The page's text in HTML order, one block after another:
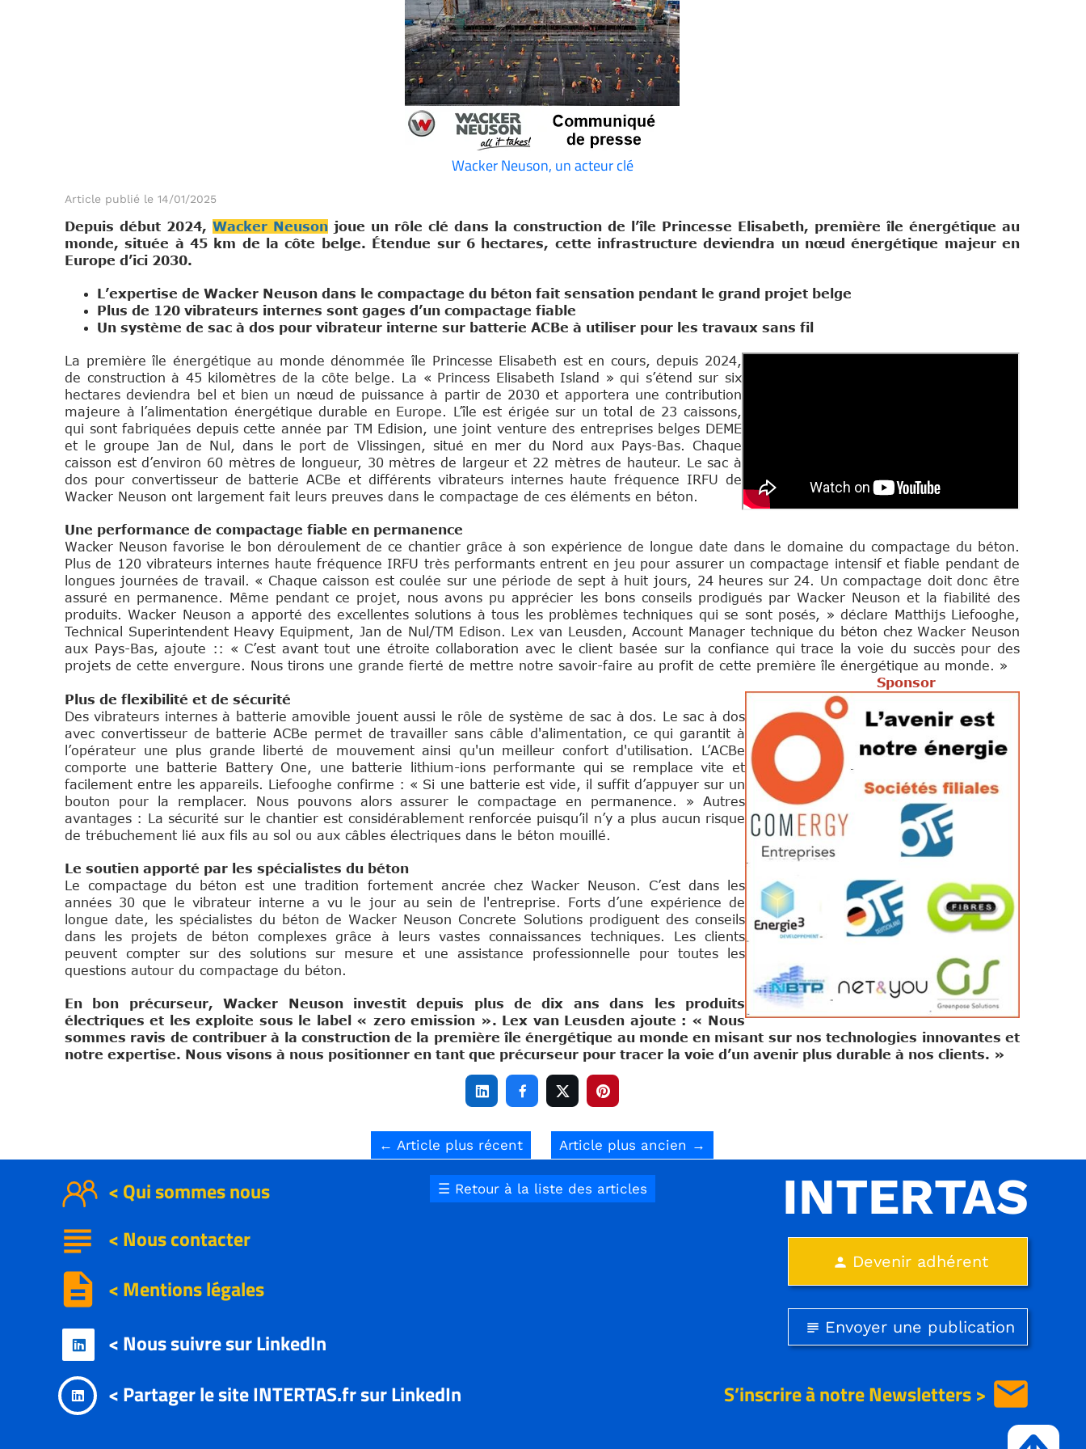


< Nous suivre sur LinkedIn
< Partager le site INTERTAS.fr sur LinkedIn
< Qui sommes nous
< Mentions légales
description
<Nous contacter
subject
person Devenir adhérent
subject Envoyer une publication
INTERTAS
S’inscrire à notreNewsletters > email
Wacker Neuson, un acteur clé
Article publié le 14/01/2025
Depuis début 2024, Wacker Neuson joue un rôle clé dans la construction de l’île Princesse Elisabeth, première île énergétique au
monde, située à 45 km de la côte belge. Étendue sur 6 hectares, cette infrastructure deviendra un nœud énergétique majeur en
Europe d’ici 2030.
L’expertise de Wacker Neuson dans le compactage du béton fait sensation pendant le grand projet belge
Plus de 120 vibrateurs internes sont gages d’un compactage fiable
Un système de sac à dos pour vibrateur interne sur batterie ACBe à utiliser pour les travaux sans fil
La première île énergétique au monde dénommée île Princesse Elisabeth est en cours, depuis 2024,
de construction à 45 kilomètres de la côte belge. La « Princess Elisabeth Island » qui s’étend sur six
hectares deviendra bel et bien un nœud de puissance à partir de 2030 et apportera une contribution
majeure à l’alimentation énergétique durable en Europe. L’île est érigée sur un total de 23 caissons,
qui sont fabriquées depuis cette année par TM Edision, une joint venture des entreprises belges DEME
et le groupe Jan de Nul, dans le port de Vlissingen, situé en mer du Nord aux Pays-Bas. Chaque
caisson est d’environ 60 mètres de longueur, 30 mètres de largeur et 22 mètres de hauteur. Le sac à
dos pour convertisseur de batterie ACBe et différents vibrateurs internes haute fréquence IRFU de
Wacker Neuson ont largement fait leurs preuves dans le compactage de ces éléments en béton.
Une performance de compactage fiable en permanence
Wacker Neuson favorise le bon déroulement de ce chantier grâce à son expérience de longue date dans le domaine du compactage du béton.
Plus de 120 vibrateurs internes haute fréquence IRFU très performants entrent en jeu pour assurer un compactage intensif et fiable pendant de
longues journées de travail. « Chaque caisson est coulée sur une période de sept à huit jours, 24 heures sur 24. Un compactage doit donc être
assuré en permanence. Même pendant ce projet, nous avons pu apprécier les bons conseils prodigués par Wacker Neuson et la fiabilité des
produits. Wacker Neuson a apporté des excellentes solutions à tous les problèmes techniques qui se sont posés, » déclare Matthijs Liefooghe,
Technical Superintendent Heavy Equipment, Jan de Nul/TM Edison. Lex van Leusden, Account Manager technique du béton chez Wacker Neuson
aux Pays-Bas, ajoute :: « C’est avant tout une étroite collaboration avec le client basée sur la confiance qui trace la voie du succès pour des
projets de cette envergure. Nous tirons une grande fierté de mettre notre savoir-faire au profit de cette première île énergétique au monde. »
Sponsor
Plus de flexibilité et de sécurité
Des vibrateurs internes à batterie amovible jouent aussi le rôle de système de sac à dos. Le sac à dos
avec convertisseur de batterie ACBe permet de travailler sans câble d'alimentation, ce qui garantit à
l’opérateur une plus grande liberté de mouvement ainsi qu'un meilleur confort d'utilisation. L’ACBe
comporte une batterie Battery One, une batterie lithium-ions performante qui se remplace vite et
facilement entre les appareils. Liefooghe confirme : « Si une batterie est vide, il suffit d’appuyer sur un
bouton pour la remplacer. Nous pouvons alors assurer le compactage en permanence. » Autres
avantages : La sécurité sur le chantier est considérablement renforcée puisqu’il n’y a plus aucun risque
de trébuchement lié aux fils au sol ou aux câbles électriques dans le béton mouillé.
Le soutien apporté par les spécialistes du béton
Le compactage du béton est une tradition fortement ancrée chez Wacker Neuson. C’est dans les
années 30 que le vibrateur interne a vu le jour au sein de l'entreprise. Forts d’une expérience de
longue date, les spécialistes du béton de Wacker Neuson Concrete Solutions prodiguent des conseils
dans les projets de béton complexes grâce à leurs vastes connaissances techniques. Les clients
peuvent compter sur des solutions sur mesure et une assistance professionnelle pour toutes les
questions autour du compactage du béton.
En bon précurseur, Wacker Neuson investit depuis plus de dix ans dans les produits
électriques et les exploite sous le label « zero emission ». Lex van Leusden ajoute : « Nous
sommes ravis de contribuer à la construction de la première île énergétique au monde en misant sur nos technologies innovantes et
notre expertise. Nous visons à nous positionner en tant que précurseur pour tracer la voie d’un avenir plus durable à nos clients. »
   
← Article plus récent Article plus ancien →
☰ Retour à la liste des articles